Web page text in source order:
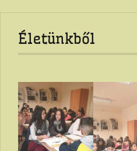
Életünkből